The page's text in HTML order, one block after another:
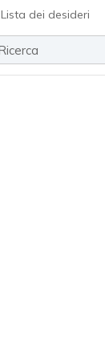
Lista dei desideri